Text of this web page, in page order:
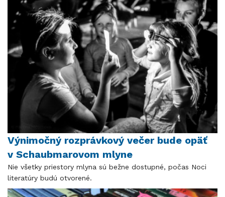
Výnimočný rozprávkový večer bude opäť
v Schaubmarovom mlyne
Nie všetky priestory mlyna sú bežne dostupné, počas Noci
literatúry budú otvorené.